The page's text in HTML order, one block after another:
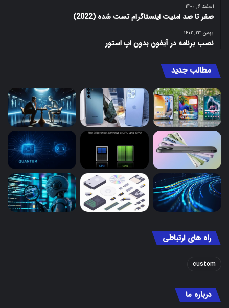
اسفند ۶, ۱۴۰۰
صفر تا صد امنیت اینستاگرام تست شده (2022)
بهمن ۲۳, ۱۴۰۲
نصب برنامه در آیفون بدون اپ استور
مطالب جدید
راه های ارتباطی
custom
درباره ما